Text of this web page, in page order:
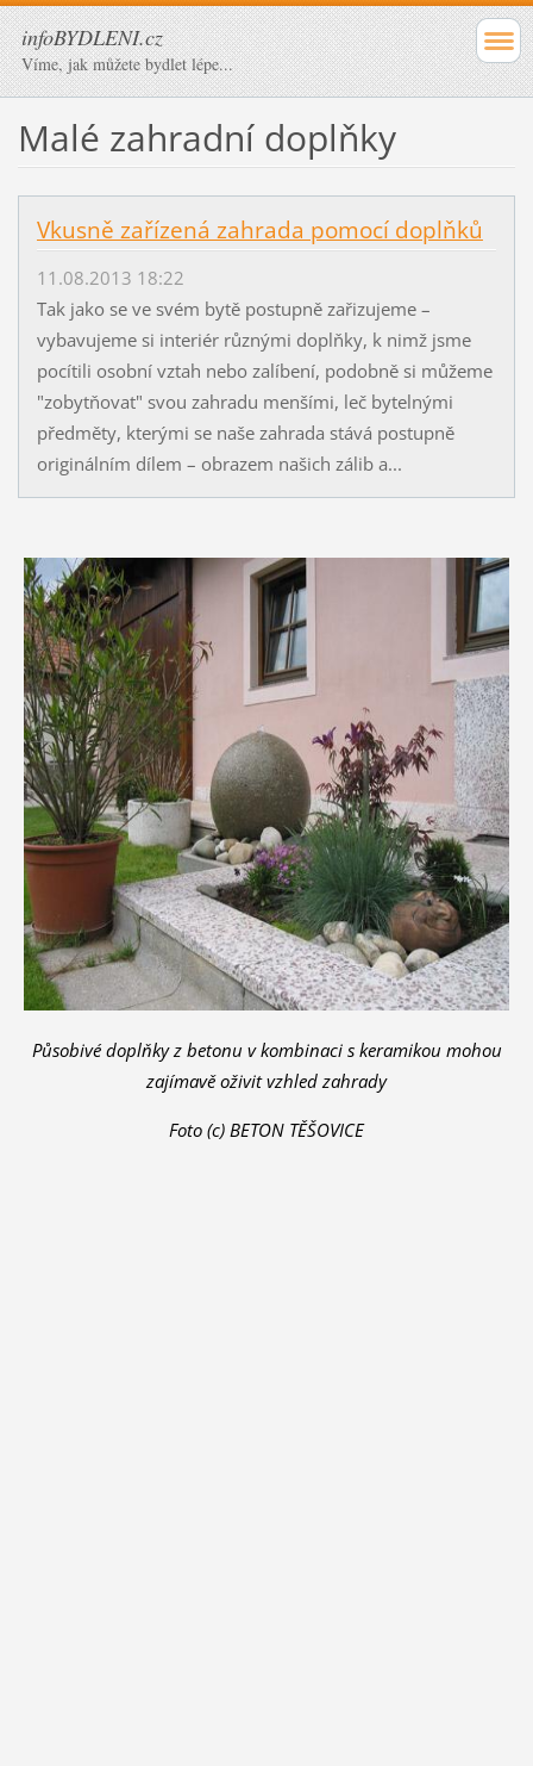
infoBYDLENI.cz
Víme, jak můžete bydlet lépe...
Malé zahradní doplňky
Vkusně zařízená zahrada pomocí doplňků
11.08.2013 18:22
Tak jako se ve svém bytě postupně zařizujeme –
vybavujeme si interiér různými doplňky, k nimž jsme
pocítili osobní vztah nebo zalíbení, podobně si můžeme
"zobytňovat" svou zahradu menšími, leč bytelnými
předměty, kterými se naše zahrada stává postupně
originálním dílem – obrazem našich zálib a...
Působivé doplňky z betonu v kombinaci s keramikou mohou
zajímavě oživit vzhled zahrady
Foto (c) BETON TĚŠOVICE